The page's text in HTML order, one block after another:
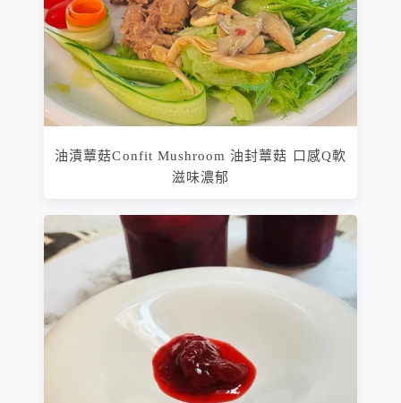
油漬蕈菇Confit Mushroom 油封蕈菇 口感Q軟
滋味濃郁